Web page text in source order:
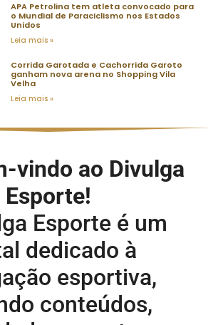
APA Petrolina tem atleta convocado para
o Mundial de Paraciclismo nos Estados
Unidos
Leia mais »
Corrida Garotada e Cachorrida Garoto
ganham nova arena no Shopping Vila
Velha
Leia mais »
vindo ao Divulga
Esporte!
Esporte é um
dedicado à
esportiva,
conteúdos,